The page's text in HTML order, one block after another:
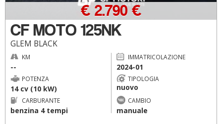
CF MOTO 125NK
GLEM BLACK
€ 2.790 €
KM
--
IMMATRICOLAZIONE
2024-01
POTENZA
14 cv (10 kW)
TIPOLOGIA
nuovo
CARBURANTE
benzina 4 tempi
CAMBIO
manuale